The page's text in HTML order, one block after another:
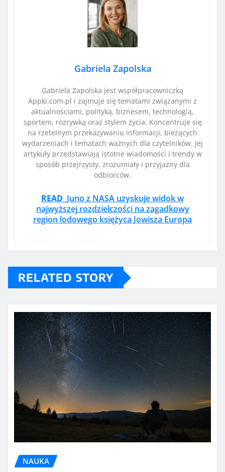
Gabriela Zapolska
Gabriela Zapolska jest współpracowniczką
Appki.com.pl i zajmuje się tematami związanymi z
aktualnościami, polityką, biznesem, technologią,
sportem, rozrywką oraz stylem życia. Koncentruje się
na rzetelnym przekazywaniu informacji, bieżących
wydarzeniach i tematach ważnych dla czytelników. Jej
artykuły przedstawiają istotne wiadomości i trendy w
sposób przejrzysty, zrozumiały i przyjazny dla
odbiorców.
READ Juno z NASA uzyskuje widok w
najwyższej rozdzielczości na zagadkowy
region lodowego księżyca Jowisza Europa
RELATED STORY
NAUKA